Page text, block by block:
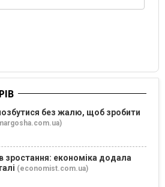
без жалю, щоб зробити
зростання: економіка додала
(economist.com.ua)